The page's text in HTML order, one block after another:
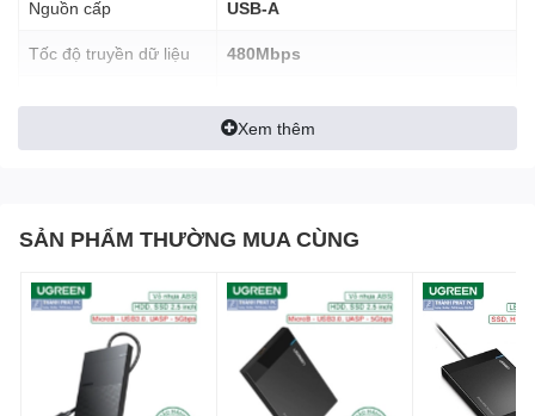
Mở rộng các thiết bị USB của bạn lên đến 16ft / 5m
Nguồn cấp USB-A
Tốc độ truyền dữ liệu 480Mbps
Xem thêm
SẢN PHẨM THƯỜNG MUA CÙNG